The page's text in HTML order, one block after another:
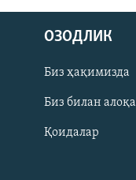
На русском
ИЖТИМОИЙ ТАРМОҚЛАР
ОЗОДЛИК
Биз ҳақимизда
Биз билан алоқа
Қоидалар